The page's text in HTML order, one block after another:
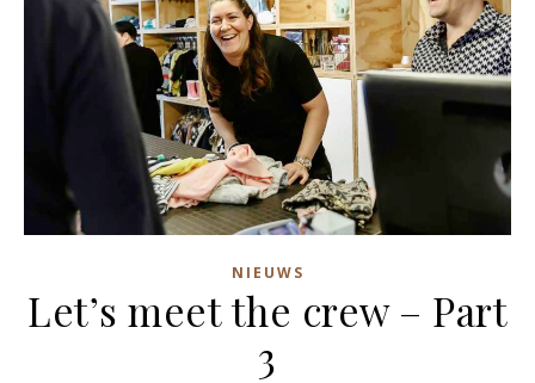
NIEUWS
Let’s meet the crew – Part
3